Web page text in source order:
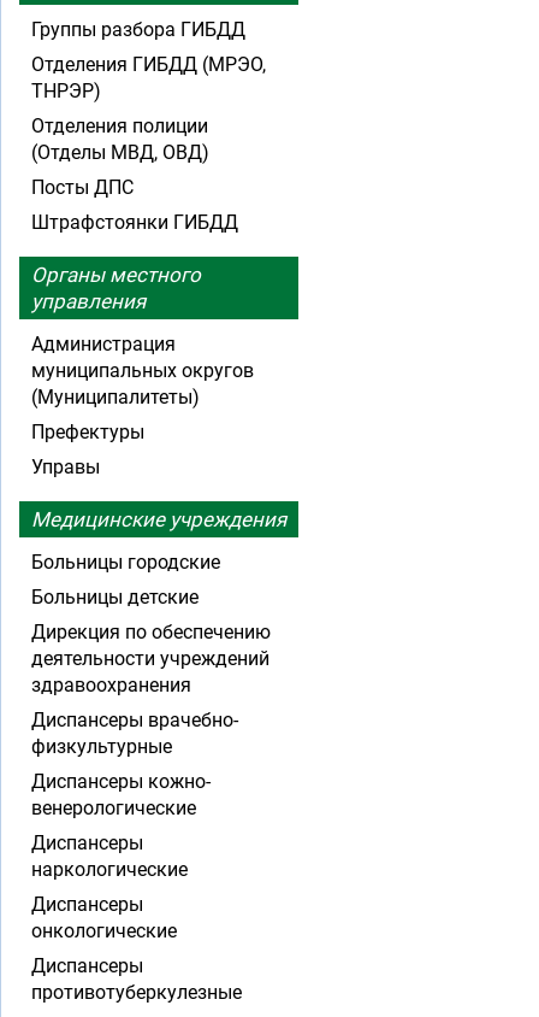
Группы разбора ГИБДД
Отделения ГИБДД (МРЭО,
ТНРЭР)
Отделения полиции
(Отделы МВД, ОВД)
Посты ДПС
Штрафстоянки ГИБДД
Органы местного
управления
Администрация
муниципальных округов
(Муниципалитеты)
Префектуры
Управы
Медицинские учреждения
Больницы городские
Больницы детские
Дирекция по обеспечению
деятельности учреждений
здравоохранения
Диспансеры врачебно-
физкультурные
Диспансеры кожно-
венерологические
Диспансеры
наркологические
Диспансеры
онкологические
Диспансеры
противотуберкулезные